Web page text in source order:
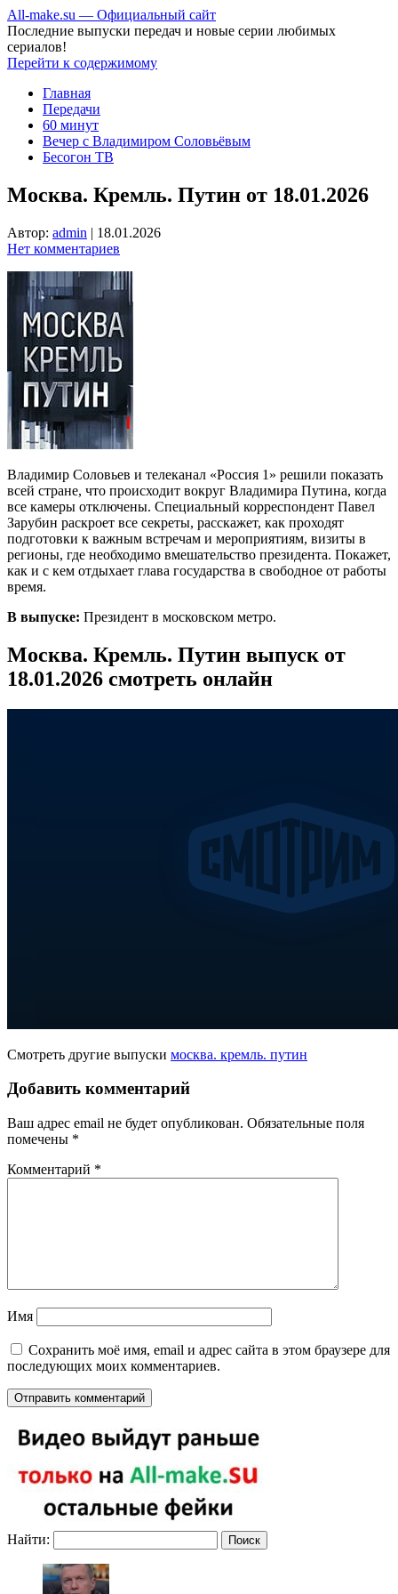
All-make.su — Официальный сайт
Последние выпуски передач и новые серии любимых
сериалов!
Перейти к содержимому
Главная
Передачи
60 минут
Вечер с Владимиром Соловьёвым
Бесогон ТВ
Москва. Кремль. Путин от 18.01.2026
Автор: admin | 18.01.2026
Нет комментариев
Владимир Соловьев и телеканал «Россия 1» решили показать
всей стране, что происходит вокруг Владимира Путина, когда
все камеры отключены. Специальный корреспондент Павел
Зарубин раскроет все секреты, расскажет, как проходят
подготовки к важным встречам и мероприятиям, визиты в
регионы, где необходимо вмешательство президента. Покажет,
как и с кем отдыхает глава государства в свободное от работы
время.
В выпуске: Президент в московском метро.
Москва. Кремль. Путин выпуск от
18.01.2026 смотреть онлайн
Смотреть другие выпуски москва. кремль. путин
Добавить комментарий
Ваш адрес email не будет опубликован. Обязательные поля
помечены *
Комментарий *
Имя
Сохранить моё имя, email и адрес сайта в этом браузере для
последующих моих комментариев.
Найти: